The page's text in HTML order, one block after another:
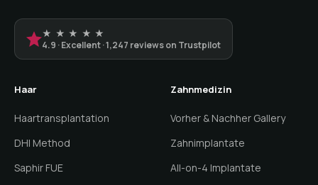
★ ★ ★ ★ ★
4.9 · Excellent · 1,247 reviews on Trustpilot
Haar
Haartransplantation
DHI Method
Saphir FUE
Zahnmedizin
Vorher & Nachher Gallery
Zahnimplantate
All-on-4 Implantate